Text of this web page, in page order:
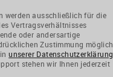
werden ausschließlich für die
Vertragsverhältnisses
oder andersartige
Zustimmung möglich.
inunserer Datenschutzerklärung
stehen wir Ihnen jederzeit